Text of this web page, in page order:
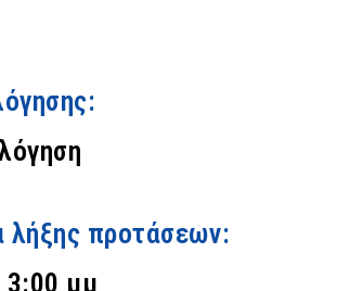
λήξης προτάσεων:
μμ